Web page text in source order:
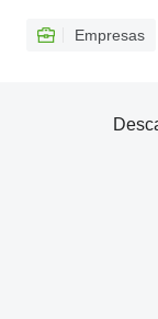
Empresas